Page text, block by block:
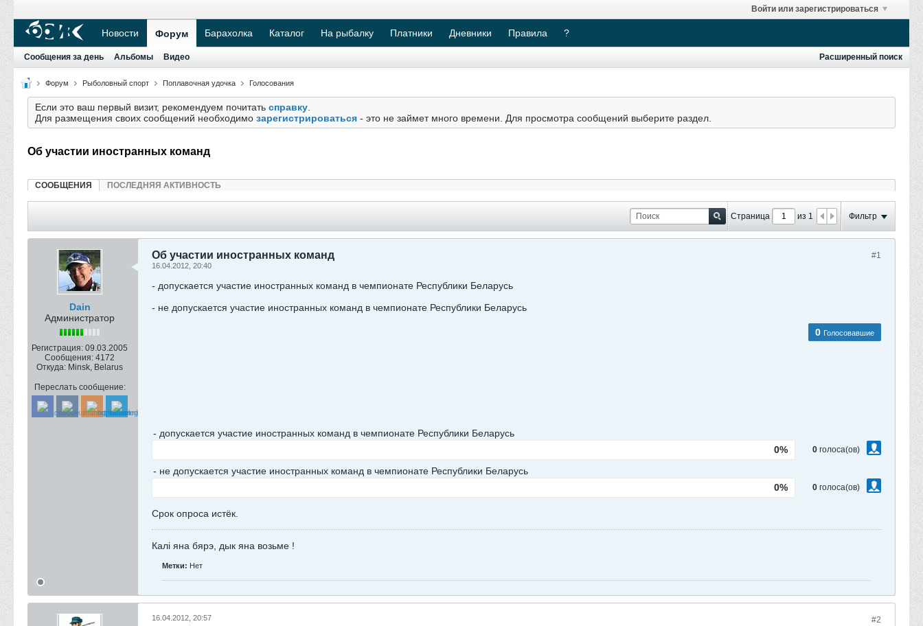
Войти или зарегистрироваться
Новости Форум Барахолка Каталог На рыбалку Платники Дневники Правила ?
Сообщения за день Альбомы Видео Расширенный поиск
Форум Рыболовный спорт Поплавочная удочка Голосования
Если это ваш первый визит, рекомендуем почитать справку
Для размещения своих сообщений необходимо зарегистрироваться - это не займет много времени. Для просмотра сообщений выберите раздел.
Об участии иностранных команд
СООБЩЕНИЯ ПОСЛЕДНЯЯ АКТИВНОСТЬ
Страница из 1 Фильтр
Dain
Администратор
Регистрация: 09.03.2005
Сообщения: 4172
Откуда: Minsk, Belarus
Переслать сообщение:
#1
Об участии иностранных команд
16.04.2012, 20:40
- допускается участие иностранных команд в чемпионате Республики Беларусь
- не допускается участие иностранных команд в чемпионате Республики Беларусь
0 Голосовавшие
- допускается участие иностранных команд в чемпионате Республики Беларусь
0%
0 голоса(ов)
- не допускается участие иностранных команд в чемпионате Республики Беларусь
0%
0 голоса(ов)
Срок опроса истёк.
Калi яна бярэ, дык яна возьме !
Метки: Нет
#2
16.04.2012, 20:57